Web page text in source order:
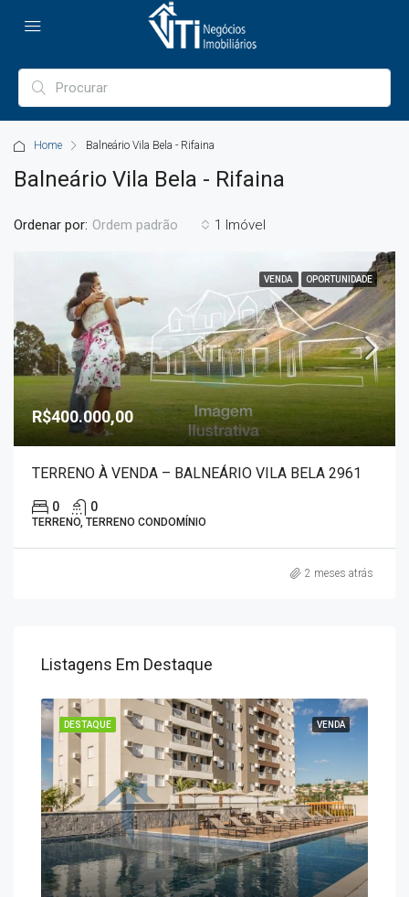
Home Balneário Vila Bela - Rifaina
Balneário Vila Bela - Rifaina
1 Imóvel
Ordenar por: Ordem padrão
VENDA OPORTUNIDADE
R$400.000,00
TERRENO À VENDA – BALNEÁRIO VILA BELA 2961
0 0
TERRENO, TERRENO CONDOMÍNIO
2 meses atrás
Listagens Em Destaque
VENDA
DESTAQUE